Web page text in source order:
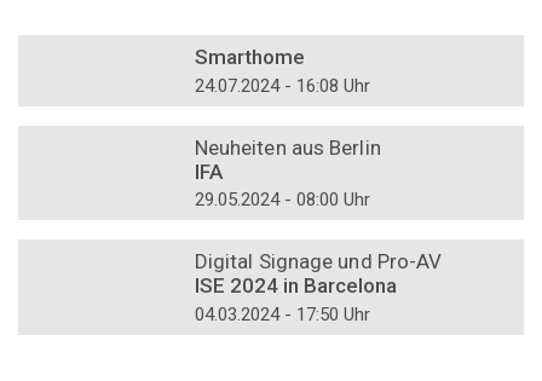
Smarthome
24.07.2024 - 16:08 Uhr
Neuheiten aus Berlin
IFA
29.05.2024 - 08:00 Uhr
Digital Signage und Pro-AV
ISE 2024 in Barcelona
04.03.2024 - 17:50 Uhr